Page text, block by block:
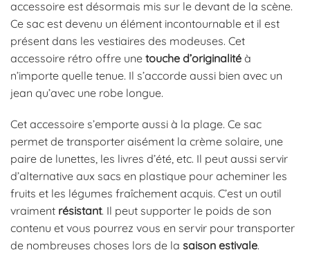
accessoire est désormais mis sur le devant de la scène.
Ce sac est devenu un élément incontournable et il est
présent dans les vestiaires des modeuses. Cet
accessoire rétro offre une touche d’originalité à
n’importe quelle tenue. Il s’accorde aussi bien avec un
jean qu’avec une robe longue.
Cet accessoire s’emporte aussi à la plage. Ce sac
permet de transporter aisément la crème solaire, une
paire de lunettes, les livres d’été, etc. Il peut aussi servir
d’alternative aux sacs en plastique pour acheminer les
fruits et les légumes fraîchement acquis. C’est un outil
vraiment résistant. Il peut supporter le poids de son
contenu et vous pourrez vous en servir pour transporter
de nombreuses choses lors de la saison estivale.